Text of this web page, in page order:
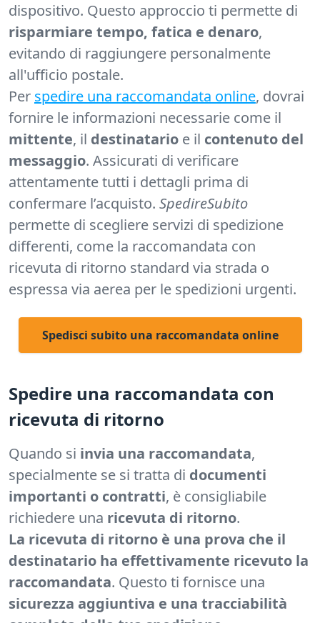
dispositivo. Questo approccio ti permette di
risparmiare tempo, fatica e denaro,
evitando di raggiungere personalmente
all'ufficio postale.
Per spedire una raccomandata online, dovrai
fornire le informazioni necessarie come il
mittente, il destinatario e il contenuto del
messaggio. Assicurati di verificare
attentamente tutti i dettagli prima di
confermare l’acquisto. SpedireSubito
permette di scegliere servizi di spedizione
differenti, come la raccomandata con
ricevuta di ritorno standard via strada o
espressa via aerea per le spedizioni urgenti.
Spedisci subito una raccomandata online
Spedire una raccomandata con
ricevuta di ritorno
Quando si invia una raccomandata,
specialmente se si tratta di documenti
importanti o contratti, è consigliabile
richiedere una ricevuta di ritorno.
La ricevuta di ritorno è una prova che il
destinatario ha effettivamente ricevuto la
raccomandata. Questo ti fornisce una
sicurezza aggiuntiva e una tracciabilità